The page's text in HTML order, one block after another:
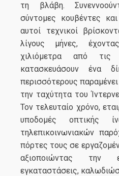
τη βλάβη.
σύντομες κουβέντες
αυτοί τεχνικοί
λίγους μήνες,
χιλιόμετρα από τις
κατασκευάσουν ένα
περισσότερους
την ταχύτητα του
Τον τελευταίο χρόνο,
υποδομές οπτικής
τηλεπικοινωνιακών
πόρτες τους σε
αξιοποιώντας την
εγκαταστάσεις,